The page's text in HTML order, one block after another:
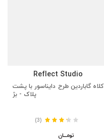
Reflect Studio
کلاه گاباردین طرح دایناسور با پشت
پلاک - بژ
(3)
تومــــــان